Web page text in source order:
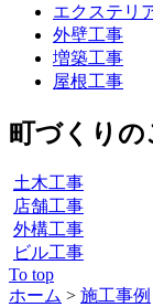
エクステリ
外壁工事
増築工事
屋根工事
町づくりの
土木工事
店舗工事
外構工事
ビル工事
To top
ホーム > 施工事例